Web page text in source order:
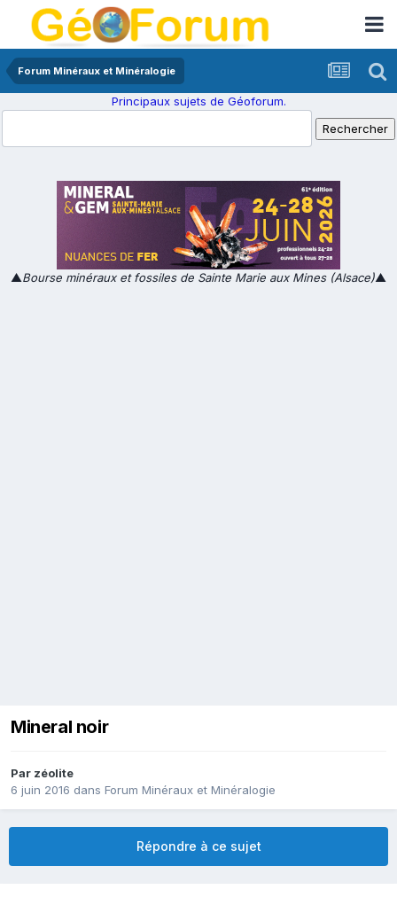
Forum Minéraux et Minéralogie
Principaux sujets de Géoforum.
▲Bourse minéraux et fossiles de Sainte Marie aux Mines (Alsace)▲
Mineral noir
Par zéolite
6 juin 2016 dans Forum Minéraux et Minéralogie
Répondre à ce sujet